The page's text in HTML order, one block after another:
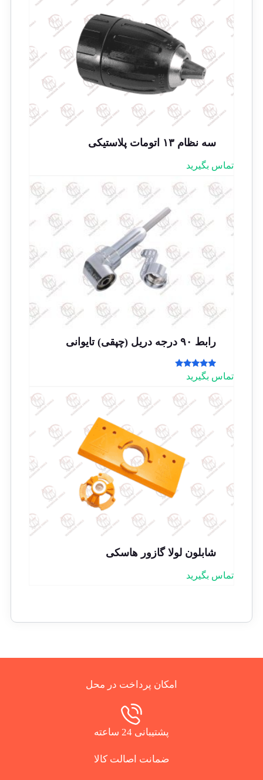
سه نظام ۱۳ اتومات پلاستیکی
تماس بگیرید
رابط ۹۰ درجه دریل (چپقی) تایوانی
امتیاز
5.00
تماس بگیرید
شابلون لولا گازور هاسکی
تماس بگیرید
امکان پرداخت در محل
پشتیبانی 24 ساعته
ضمانت اصالت کالا